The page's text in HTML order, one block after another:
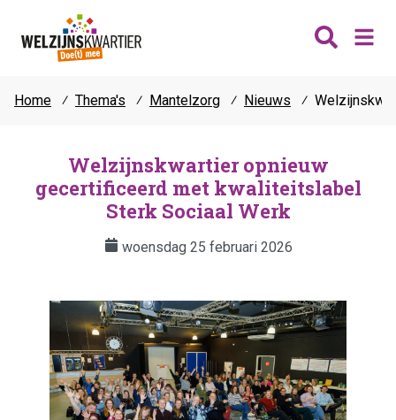
Katwijk
Teylingen
Thema's
Fit & vitaal
Mantelzorg
Verhuur
Contact
Home ⁄ Thema's ⁄ Mantelzorg ⁄ Nieuws ⁄
Welzijnskwartier opnieuw
gecertificeerd met kwaliteitslabel
Sterk Sociaal Werk
woensdag 25 februari 2026